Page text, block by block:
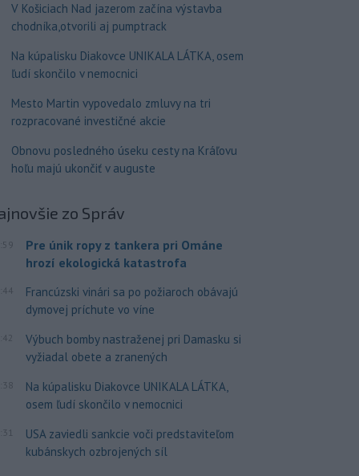
V Košiciach Nad jazerom začína výstavba
chodníka,otvorili aj pumptrack
Na kúpalisku Diakovce UNIKALA LÁTKA, osem
ľudí skončilo v nemocnici
Mesto Martin vypovedalo zmluvy na tri
rozpracované investičné akcie
Obnovu posledného úseku cesty na Kráľovu
hoľu majú ukončiť v auguste
zo Správ
Pre únik ropy z tankera pri Ománe
hrozí ekologická katastrofa
Francúzski vinári sa po požiaroch obávajú
dymovej príchute vo víne
Výbuch bomby nastraženej pri Damasku si
vyžiadal obete a zranených
Na kúpalisku Diakovce UNIKALA LÁTKA,
osem ľudí skončilo v nemocnici
USA zaviedli sankcie voči predstaviteľom
kubánskych ozbrojených síl